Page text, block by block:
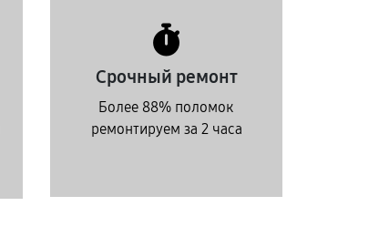
Срочный ремонт
Более 88% поломок
ремонтируем за 2 часа